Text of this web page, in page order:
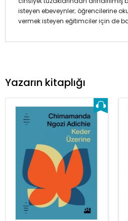
isteyen ebeveynler; öğrencilerine
vermek isteyen eğitimciler için de
Yazarın kitaplığı